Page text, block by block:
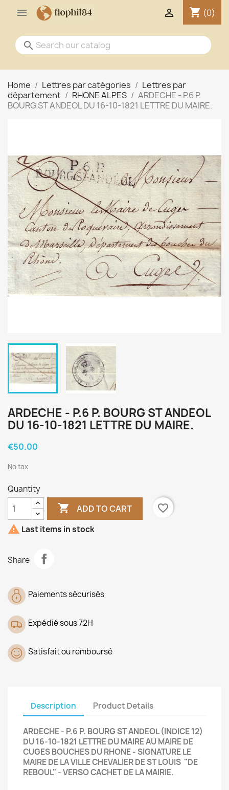
 shopping_cart (0)

search
Home Lettres par catégories
Lettres par
département
RHONE ALPES
ARDECHE - P.6 P.
BOURG ST ANDEOL DU 16-10-1821 LETTRE DU MAIRE.
ARDECHE - P.6 P. BOURG ST ANDEOL
DU 16-10-1821 LETTRE DU MAIRE.
€50.00
No tax
Quantity
 ADD TO CART
favorite_border
 Last items in stock
Share
Paiements sécurisés
Expédié sous 72H
Satisfait ou remboursé
Description Product Details
ARDECHE - P.6 P. BOURG ST ANDEOL (INDICE 12)
DU 16-10-1821 LETTRE DU MAIRE AU MAIRE DE
CUGES BOUCHES DU RHONE - SIGNATURE LE
MAIRE DE LA VILLE CHEVALIER DE ST LOUIS "DE
REBOUL" - VERSO CACHET DE LA MAIRIE.